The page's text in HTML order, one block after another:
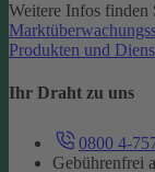
Weitere Infos finden
Produkten und
Ihr Draht zu uns
0800 4-
Gebührenfrei